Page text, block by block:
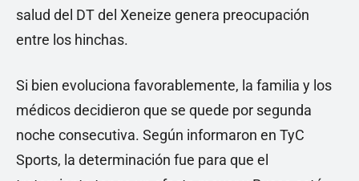
salud del DT del Xeneize genera preocupación
entre los hinchas.
Si bien evoluciona favorablemente, la familia y los
médicos decidieron que se quede por segunda
noche consecutiva. Según informaron en TyC
Sports, la determinación fue para que el